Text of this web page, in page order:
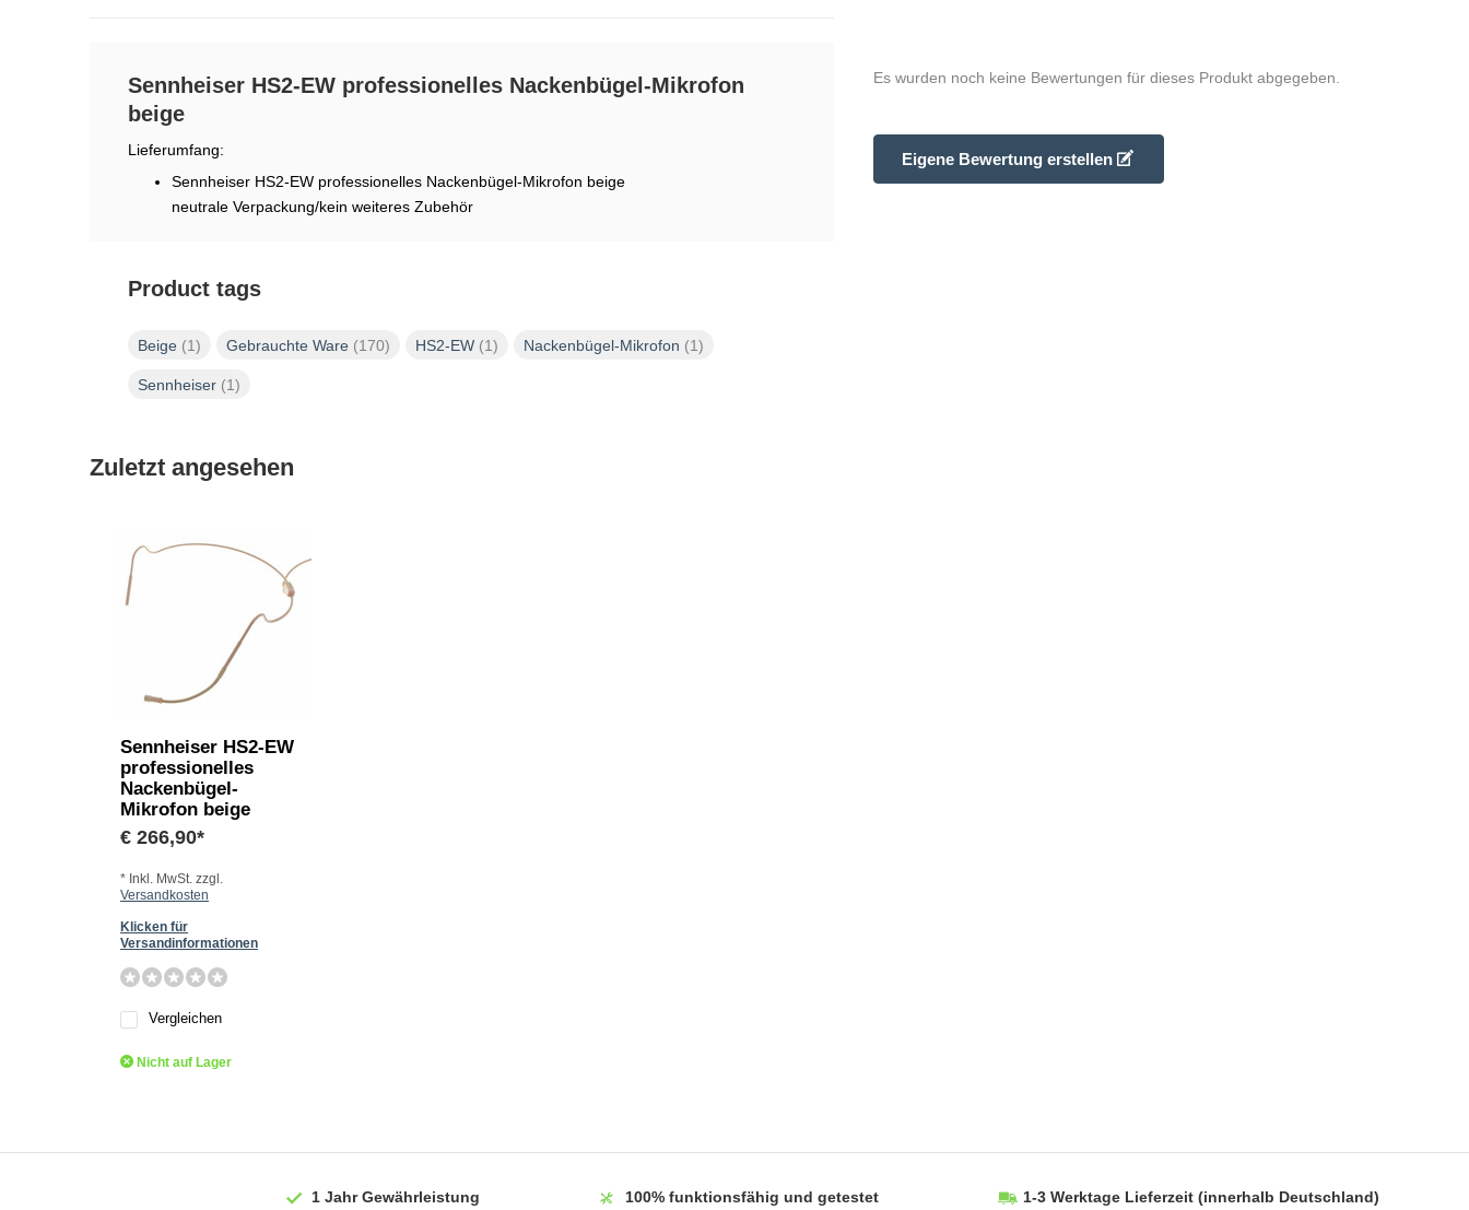
Sennheiser HS2-EW professionelles Nackenbügel-Mikrofon
beige
Lieferumfang:
Sennheiser HS2-EW professionelles Nackenbügel-Mikrofon beige
neutrale Verpackung/kein weiteres Zubehör
Product tags
Beige (1) Gebrauchte Ware (170) HS2-EW (1) Nackenbügel-Mikrofon (1)
Sennheiser (1)
Es wurden noch keine Bewertungen für dieses Produkt abgegeben.
Eigene Bewertung erstellen
Zuletzt angesehen
Sennheiser HS2-EW
professionelles
Nackenbügel-
Mikrofon beige
€ 266,90*
* Inkl. MwSt. zzgl.
Versandkosten
Klicken für
Versandinformationen
Vergleichen
Nicht auf Lager
1 JahrGewährleistung 100% funktionsfähig und getestet 1-3 Werktage Lieferzeit (innerhalb Deutschland)